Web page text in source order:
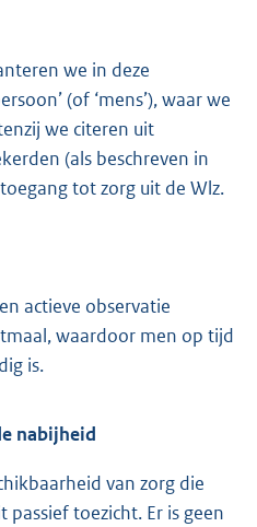
we in deze
(of ‘mens’), waar we
we citeren uit
(als beschreven in
tot zorg uit de Wlz.
actieve observatie
waardoor men op tijd
is.
nabijheid
van zorg die
toezicht. Er is geen